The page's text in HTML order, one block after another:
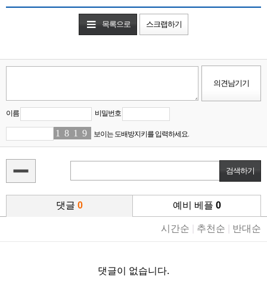
목록으로 스크랩하기
이름 비밀번호
1 82 1 92 보이는 도배방지키를 입력하세요.
댓글 0 예비 베플 0
시간순 추천순 반대순
댓글이 없습니다.